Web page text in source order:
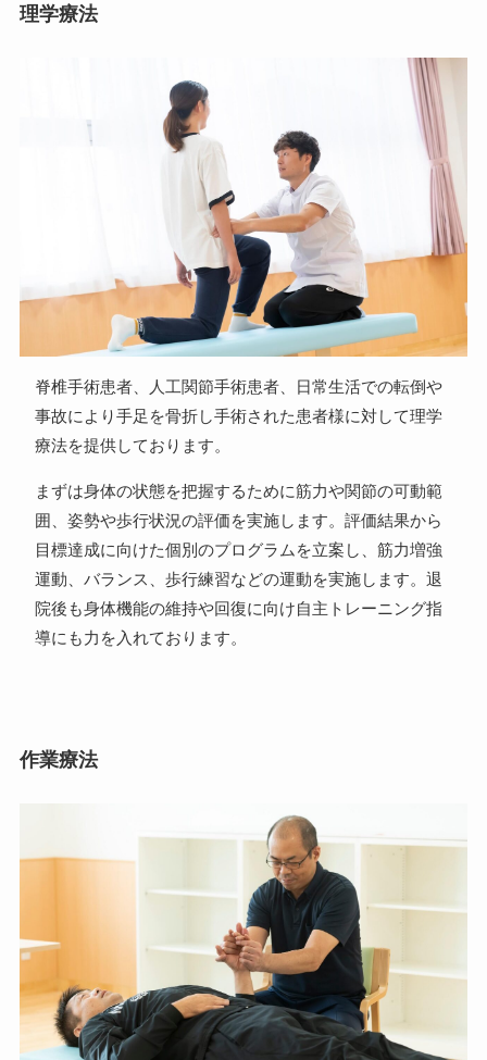
理学療法
脊椎手術患者、人工関節手術患者、日常生活での転倒や
事故により手足を骨折し手術された患者様に対して理学
療法を提供しております。
まずは身体の状態を把握するために筋力や関節の可動範
囲、姿勢や歩行状況の評価を実施します。評価結果から
目標達成に向けた個別のプログラムを立案し、筋力増強
運動、バランス、歩行練習などの運動を実施します。退
院後も身体機能の維持や回復に向け自主トレーニング指
導にも力を入れております。
作業療法